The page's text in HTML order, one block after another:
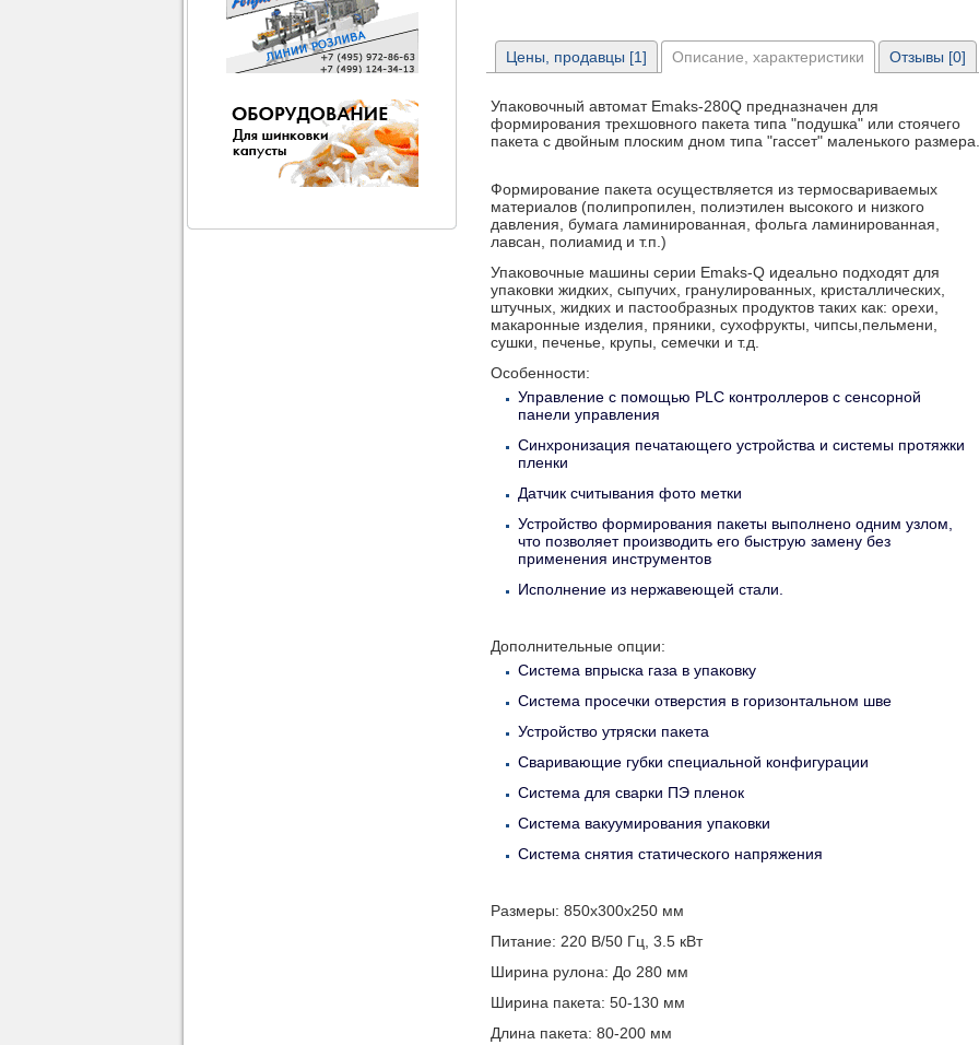
Цены, продавцы [1] Описание, характеристики
Упаковочный автомат Emaks-280Q предназначен для
формирования трехшовного пакета типа "подушка" или стоячего
пакета с двойным плоским дном типа "гассет" маленького размера.
Формирование пакета осуществляется из термосвариваемых
материалов (полипропилен, полиэтилен высокого и низкого
давления, бумага ламинированная, фольга ламинированная,
лавсан, полиамид и т.п.)
Упаковочные машины серии Emaks-Q идеально подходят для
упаковки жидких, сыпучих, гранулированных, кристаллических,
штучных, жидких и пастообразных продуктов таких как: орехи,
макаронные изделия, пряники, сухофрукты, чипсы,пельмени,
сушки, печенье, крупы, семечки и т.д.
Особенности:
Управление с помощью PLC контроллеров с сенсорной
панели управления
Синхронизация печатающего устройства и системы протяжки
пленки
Датчик считывания фото метки
Устройство формирования пакеты выполнено одним узлом,
что позволяет производить его быструю замену без
применения инструментов
Исполнение из нержавеющей стали.
Дополнительные опции:
Система впрыска газа в упаковку
Система просечки отверстия в горизонтальном шве
Устройство утряски пакета
Сваривающие губки специальной конфигурации
Система для сварки ПЭ пленок
Система вакуумирования упаковки
Система снятия статического напряжения
Размеры: 850x300x250 мм
Питание: 220 В/50 Гц, 3.5 кВт
Ширина рулона: До 280 мм
Ширина пакета: 50-130 мм
Длина пакета: 80-200 мм
Отзывы [0]